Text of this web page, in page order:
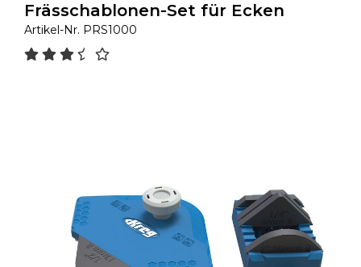
Frässchablonen-Set für Ecken
Artikel-Nr. PRS1000